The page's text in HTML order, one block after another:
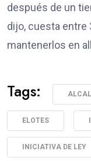
después de un
dijo, cuesta entre
mantenerlos en
Tags:
ELOTES
INICIATIVA DE LEY